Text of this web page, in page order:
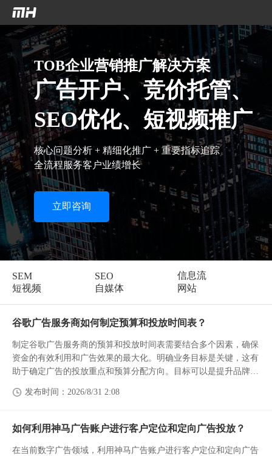
TOB企业营销推广解决方案
广告开户、竞价托管、
SEO优化、短视频推广
核心问题分析 + 精细化推广 + 重要指标追踪
全流程服务客户业绩增长
立即咨询
SEM SEO
信息流
短视频
自媒体 网站
谷歌广告服务商如何制定预算和投放时间表？
制定谷歌广告服务商的预算和投放时间表需要结合多个因素，确保
资金的有效利用和广告效果的最大化。明确业务目标是关键，这有
助于确定广告的投放重点和预算分配方向。目标可以是提升品牌知
求。
发布时间：2026/8/31 2:08
如何利用神马广告账户进行客户定位和定向广告投放？
在当前数字广告领域，利用神马广告账户进行客户定位和定向广告